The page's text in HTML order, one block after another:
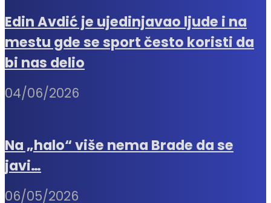
Edin Avdić je ujedinjavao ljude i na
mestu gde se sport često koristi da
bi nas delio
04/06/2026
Na „halo“ više nema Brade da se
javi…
06/05/2026